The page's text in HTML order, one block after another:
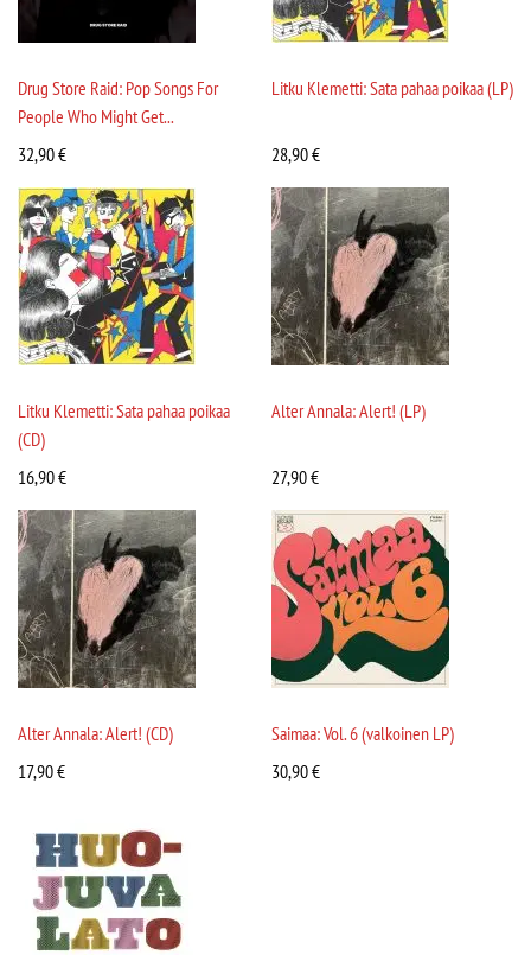
Drug Store Raid: Pop Songs For
People Who Might Get...
32,90€
Litku Klemetti: Sata pahaa poikaa (LP)
28,90€
Litku Klemetti: Sata pahaa poikaa
(CD)
16,90€
Alter Annala: Alert! (LP)
27,90€
Alter Annala: Alert! (CD)
17,90€
Saimaa: Vol. 6 (valkoinen LP)
30,90€